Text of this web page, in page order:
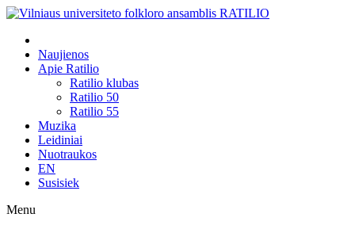
Naujienos
Apie Ratilio
Ratilio klubas
Ratilio 50
Ratilio 55
Muzika
Leidiniai
Nuotraukos
EN
Susisiek
Menu